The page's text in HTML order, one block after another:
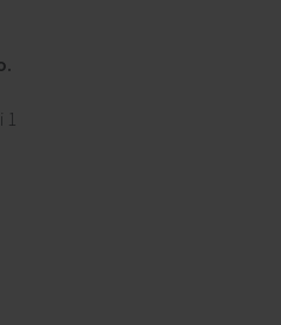
netto w budynku
1